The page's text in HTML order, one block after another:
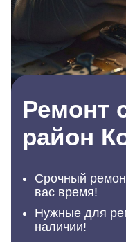
Ремонт
район
Срочный
вас время!
Нужные для
наличии!